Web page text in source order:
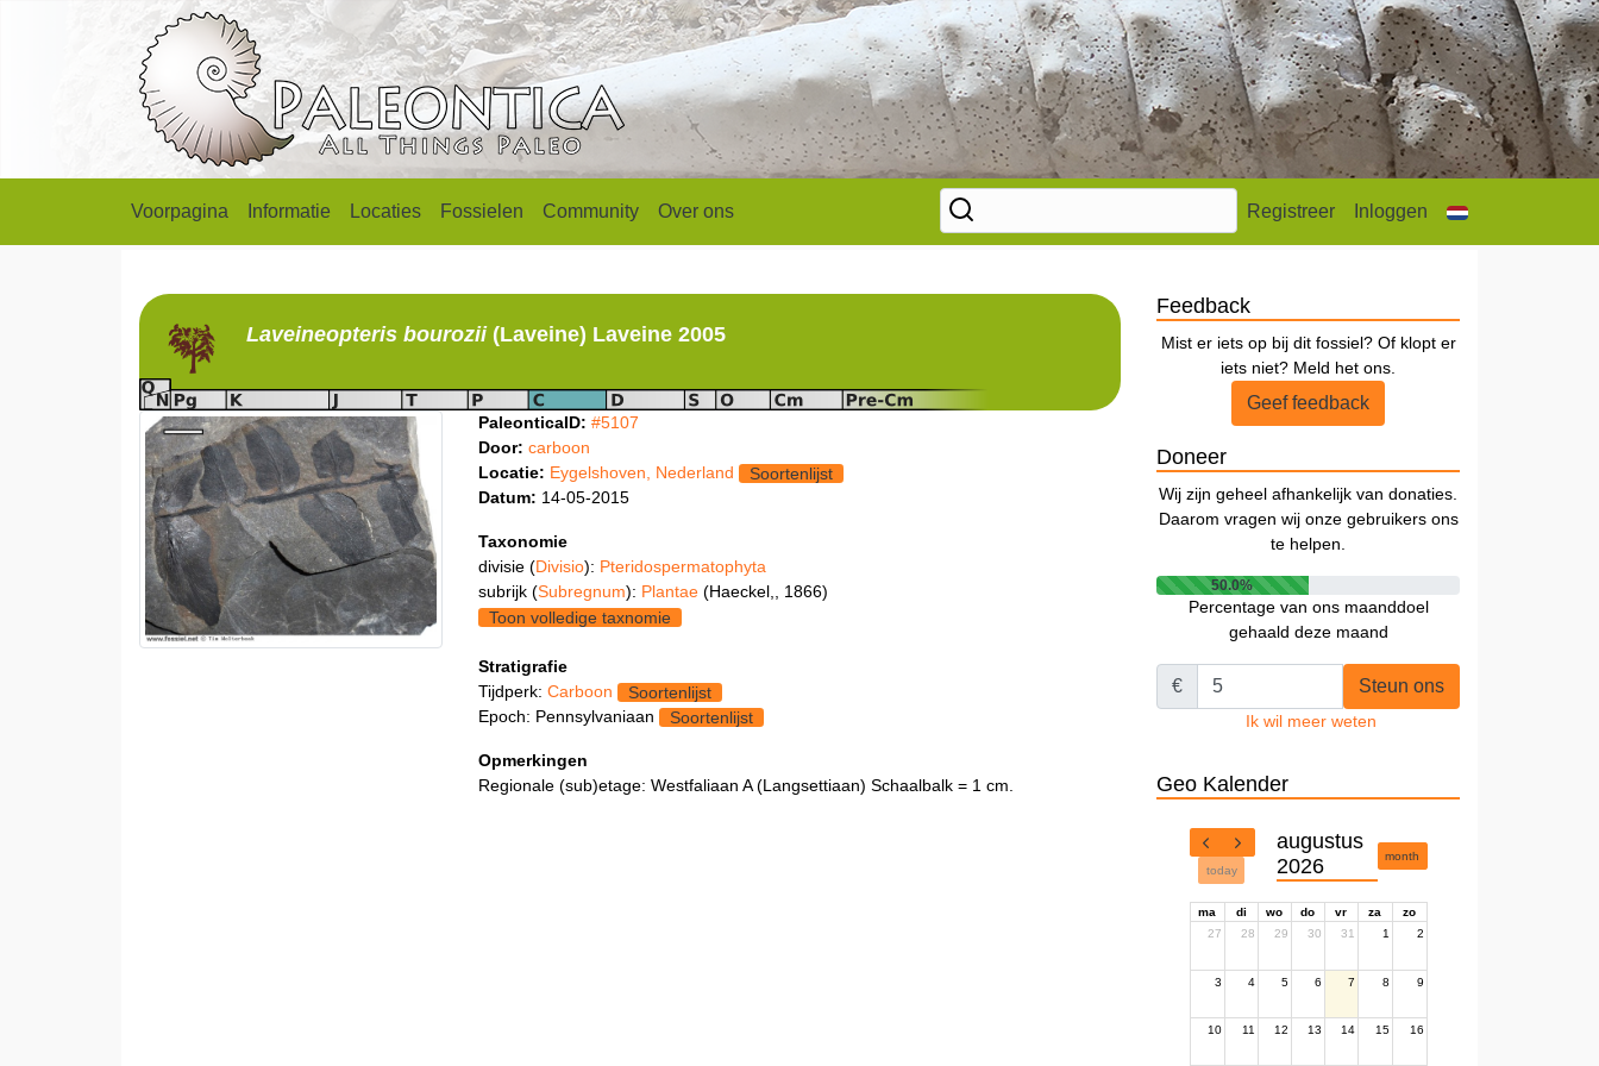
Voorpagina Informatie Locaties Fossielen Community Over ons Registreer Inloggen
Laveineopterisbourozii (Laveine) Laveine 2005
PaleonticaID: #5107
Door: carboon
Locatie: Eygelshoven, Nederland
Soortenlijst
Datum: 14-05-2015
Taxonomie
divisie (Divisio): Pteridospermatophyta
subrijk (Subregnum): Plantae (Haeckel,, 1866)
Toon volledige taxnomie
Stratigrafie
Tijdperk: Carboon
Soortenlijst
Epoch: Pennsylvaniaan
Soortenlijst
Opmerkingen
Regionale (sub)etage: Westfaliaan A (Langsettiaan) Schaalbalk = 1 cm.
Feedback
Mist er iets op bij dit fossiel? Of klopt er
iets niet? Meld het ons.
Geef feedback
Doneer
Wij zijn geheel afhankelijk van donaties.
Daarom vragen wij onze gebruikers ons
te helpen.
50.0%
Percentage van ons maanddoel
gehaald deze maand
€ Steun ons
Ik wil meer weten
Geo Kalender
today
augustus
2026
month
ma di wo do vr za
zo
27
28 29 30 31 1 2
3 4 5 6 7 8 9
10 11 12 13 14 15 16